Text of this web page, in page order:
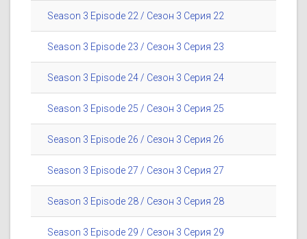
Season 3 Episode 22 / Сезон 3 Серия 22
Season 3 Episode 23 / Сезон 3 Серия 23
Season 3 Episode 24 / Сезон 3 Серия 24
Season 3 Episode 25 / Сезон 3 Серия 25
Season 3 Episode 26 / Сезон 3 Серия 26
Season 3 Episode 27 / Сезон 3 Серия 27
Season 3 Episode 28 / Сезон 3 Серия 28
Season 3 Episode 29 / Сезон 3 Серия 29